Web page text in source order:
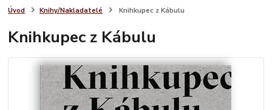
Úvod Knihy/Nakladatelé Knihkupec z Kábulu
Knihkupec z Kábulu